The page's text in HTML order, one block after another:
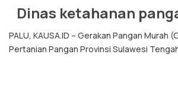
Dinas ketahanan
PALU, KAUSA.ID – Gerakan Pangan Murah
Pertanian Pangan Provinsi Sulawesi